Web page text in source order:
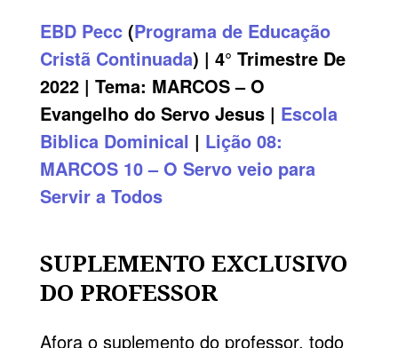
EBD Pecc(Programa de Educação
Cristã Continuada) | 4° Trimestre De
2022 | Tema: MARCOS – O
Evangelho do Servo Jesus | Escola
Biblica Dominical | Lição 08:
MARCOS 10 – O Servo veio para
Servir a Todos
SUPLEMENTO EXCLUSIVO
DO PROFESSOR
Afora o suplemento do professor, todo